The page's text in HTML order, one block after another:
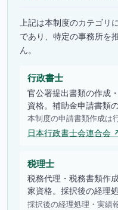
上記は本制度のカテゴリ
であり、特定の事務所を
ん。
行政書士
官公署提出書類の作成
資格。補助金申請書類
本制度の申請書類作成は
日本行政書士会連合会
税理士
税務代理・税務書類作
家資格。採択後の経理
採択後の経理処理・実績